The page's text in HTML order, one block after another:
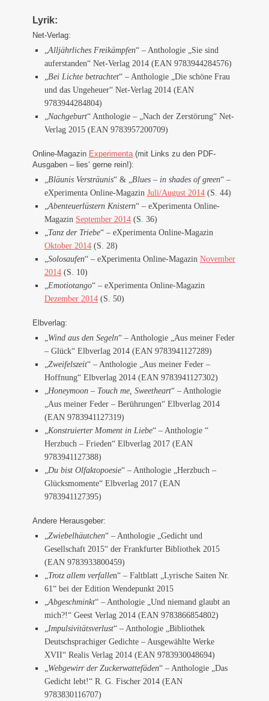
Lyrik:
Net-Verlag:
„Alljährliches Freikämpfen“ – Anthologie „Sie sind
auferstanden“ Net-Verlag 2014 (EAN 9783944284576)
„Bei Lichte betrachtet“ – Anthologie „Die schöne Frau
und das Ungeheuer“ Net-Verlag 2014 (EAN
9783944284804)
„Nachgeburt“ Anthologie – „Nach der Zerstörung“ Net-
Verlag 2015 (EAN 9783957200709)
Online-Magazin Experimenta(mit Links zu den PDF-
Ausgaben – lies‘ gerne rein!):
„Bläunis Versträunis“ & „Blues – in shades of green“ –
eXperimenta Online-Magazin Juli/August 2014 (S. 44)
„Abenteuerlüstern Knistern“ – eXperimenta Online-
Magazin September 2014 (S. 36)
„Tanz der Triebe“ – eXperimenta Online-Magazin
Oktober 2014 (S. 28)
„Solosaufen“ – eXperimenta Online-Magazin November
2014 (S. 10)
„Emotiotango“ – eXperimenta Online-Magazin
Dezember 2014 (S. 50)
Elbverlag:
„Wind aus den Segeln“ – Anthologie „Aus meiner Feder
– Glück“ Elbverlag 2014 (EAN 9783941127289)
„Zweifelszeit“ – Anthologie „Aus meiner Feder –
Hoffnung“ Elbverlag 2014 (EAN 9783941127302)
„Honeymoon – Touch me, Sweetheart“ – Anthologie
„Aus meiner Feder – Berührungen“ Elbverlag 2014
(EAN 9783941127319)
„Konstruierter Moment in Liebe“ – Anthologie “
Herzbuch – Frieden“ Elbverlag 2017 (EAN
9783941127388)
„Du bist Olfaktopoesie“ – Anthologie „Herzbuch –
Glücksmomente“ Elbverlag 2017 (EAN
9783941127395)
Andere Herausgeber:
„Zwiebelhäutchen“ – Anthologie „Gedicht und
Gesellschaft 2015“ der Frankfurter Bibliothek 2015
(EAN 9783933800459)
„Trotz allem verfallen“ – Faltblatt „Lyrische Saiten Nr.
61“ bei der Edition Wendepunkt 2015
„Abgeschminkt“ – Anthologie „Und niemand glaubt an
mich?!“ Geest Verlag 2014 (EAN 9783866854802)
„Impulsivitätsverlust“ – Anthologie „Bibliothek
Deutschsprachiger Gedichte – Ausgewählte Werke
XVII“ Realis Verlag 2014 (EAN 9783930048694)
„Webgewirr der Zuckerwattefäden“ – Anthologie „Das
Gedicht lebt!“ R. G. Fischer 2014 (EAN
9783830116707)